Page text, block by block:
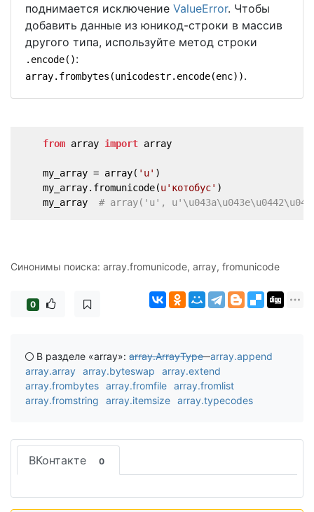
поднимается исключение ValueError. Чтобы
добавить данные из юникод-строки в массив
другого типа, используйте метод строки
.encode():
array.frombytes(unicodestr.encode(enc)).
from array import array
    my_array = array(
'u' )
    my_array.fromunicode(
u'котобус' )
    my_array
# array('u',
Синонимы поиска: array.fromunicode, array, fromunicode
0
В разделе «array»: array.ArrayType array.append
array.array array.byteswap
array.extend
array.frombytes array.fromfile array.fromlist
array.fromstring
array.itemsize array.typecodes
ВКонтакте 0